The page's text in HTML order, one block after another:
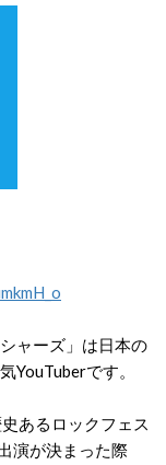
ャーズ」は日本の
YouTuberです。
あるロックフェス
演が決まった際